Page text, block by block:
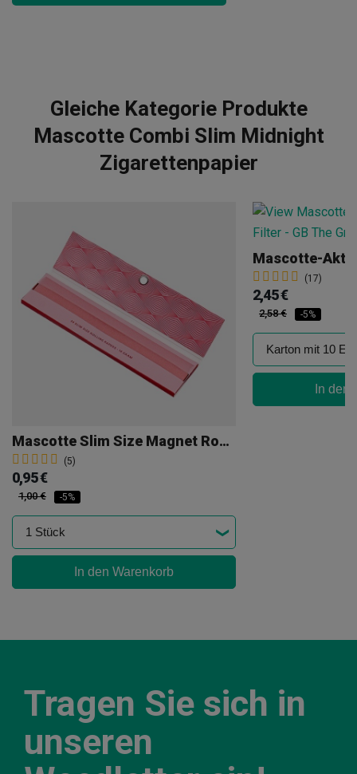
Gleiche Kategorie Produkte
Mascotte Combi Slim Midnight
Zigarettenpapier
Mascotte Slim Size Magnet Rosa Papier
(5)
0,95 €
1,00 € -5%
In den Warenkorb
Mascotte-
(17)
2,45 €
2,58 € -5%
In den
Tragen Sie sich in
unseren